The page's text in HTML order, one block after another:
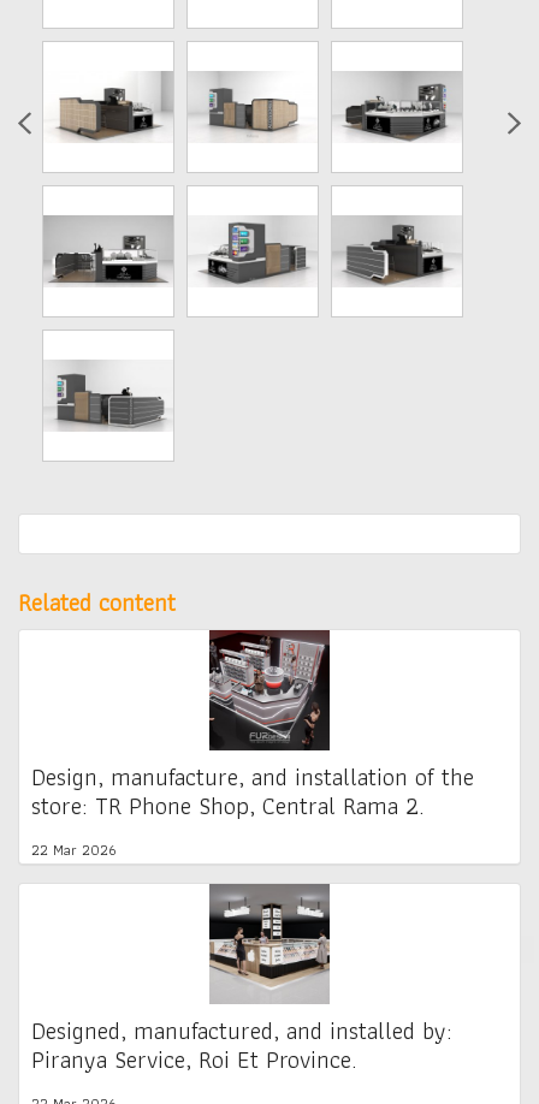
Related content
Design, manufacture, and installation of the
store: TR Phone Shop, Central Rama 2.
22 Mar 2026
Designed, manufactured, and installed by:
Piranya Service, Roi Et Province.